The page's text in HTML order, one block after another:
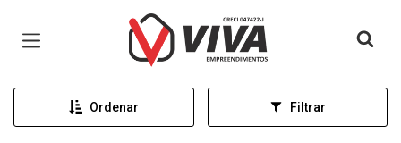
Página inicial
Ordenar Filtrar